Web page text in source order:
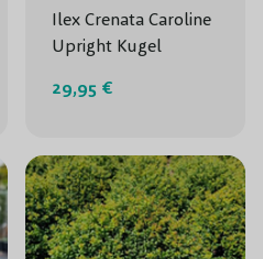
Ilex Crenata Caroline
Upright Kugel
29,95 €